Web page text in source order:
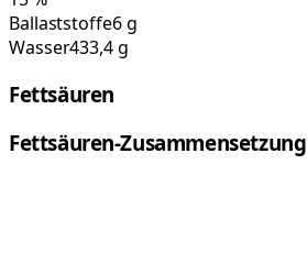
Ballaststoffe6 g
Wasser433,4 g
Fettsäuren
Fettsäuren-Zusammensetzung